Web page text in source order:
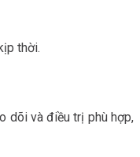
thời.
dõi và điều trị phù hợp,